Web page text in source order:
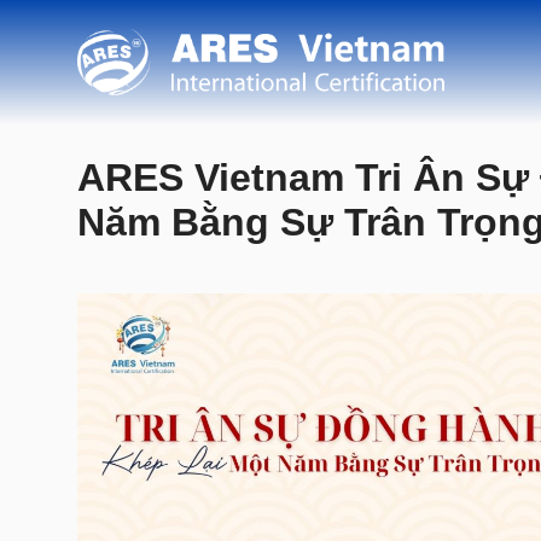
ARES Vietnam Tri Ân
Năm Bằng Sự Trân